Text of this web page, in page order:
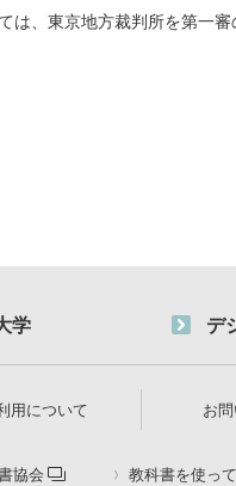
、東京地方裁判所を第一審
学 デ
用について お
協会 教科書を使っ